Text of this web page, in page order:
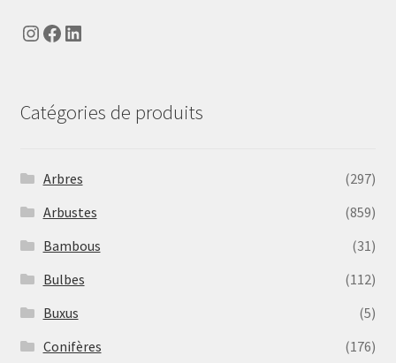
Instagram
Facebook
LinkedIn
Catégories de produits
Arbres
(297)
Arbustes
(859)
Bambous
(31)
Bulbes
(112)
Buxus
(5)
Conifères
(176)